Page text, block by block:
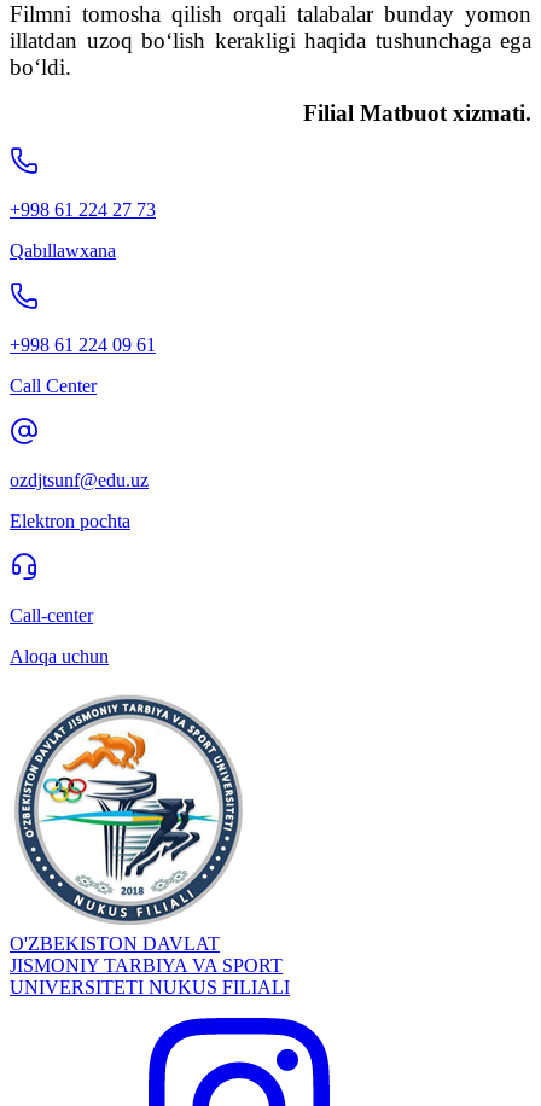
Filmni tomosha qilish orqali talabalar bunday yomon
illatdan uzoq bo‘lish kerakligi haqida tushunchaga ega
bo‘ldi.
Filial Matbuot xizmati.
+998 61 224 27 73
Qabıllawxana
+998 61 224 09 61
Call Center
ozdjtsunf@edu.uz
Elektron pochta
Call-center
Aloqa uchun
O'ZBEKISTON DAVLAT
JISMONIY TARBIYA VA SPORT
UNIVERSITETI NUKUS FILIALI